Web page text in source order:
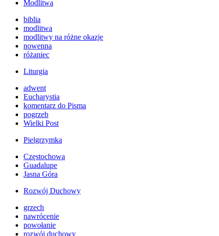
Modlitwa
biblia
modlitwa
modlitwy na różne okazje
nowenna
różaniec
Liturgia
adwent
Eucharystia
komentarz do Pisma
pogrzeb
Wielki Post
Pielgrzymka
Częstochowa
Guadalupe
Jasna Góra
Rozwój Duchowy
grzech
nawrócenie
powołanie
rozwój duchowy